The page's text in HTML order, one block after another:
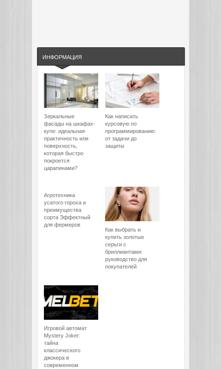
ИНФОРМАЦИЯ
Зеркальные
фасады на шкафах-
купе: идеальная
практичность или
поверхность,
которая быстро
покроется
царапинами?
Как написать
курсовую по
программированию:
от задачи до
защиты
Агротехника
усатого гороха и
преимущества
сорта Эффектный
для фермеров
Как выбрать и
купить золотые
серьги с
бриллиантами:
руководство для
покупателей
Игровой автомат
Mystery Joker:
тайна
классического
джокера в
современном